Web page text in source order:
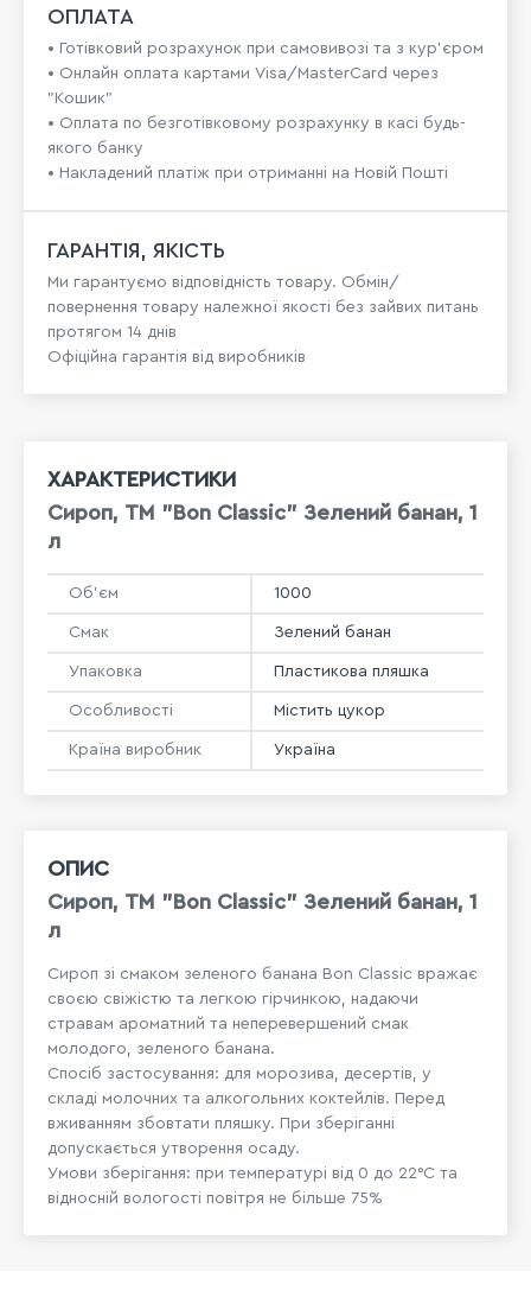
ОПЛАТА
• Готівковий розрахунок при самовивозі та з кур’єром
• Онлайн оплата картами Visa/MasterCard через
"Кошик"
• Оплата по безготівковому розрахунку в касі будь-
якого банку
• Накладений платіж при отриманні на Новій Пошті
ГАРАНТІЯ, ЯКІСТЬ
Ми гарантуємо відповідність товару. Обмін/
повернення товару належної якості без зайвих питань
протягом 14 днів
Офіційна гарантія від виробників
ОПИС
Сироп, TM "Bon Classic" Зелений банан, 1
л
Сироп зі смаком зеленого банана Bon Classic вражає
своєю свіжістю та легкою гірчинкою, надаючи
стравам ароматний та неперевершений смак
молодого, зеленого банана.
Спосіб застосування: для морозива, десертів, у
складі молочних та алкогольних коктейлів. Перед
вживанням збовтати пляшку. При зберіганні
допускається утворення осаду.
Умови зберігання: при температурі від 0 до 22°С та
відносній вологості повітря не більше 75%
ХАРАКТЕРИСТИКИ
Сироп, TM "Bon Classic" Зелений банан, 1
л
Об'єм 1000
Смак Зелений банан
Упаковка Пластикова пляшка
Особливості Містить цукор
Країна виробник Україна